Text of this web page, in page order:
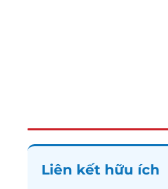
Liên kết hữu ích